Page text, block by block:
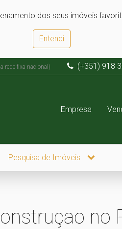
dos seus imóveis
Entendi
rede fixa nacional) (+351) 918
Empresa
Pesquisa de Imóveis
no